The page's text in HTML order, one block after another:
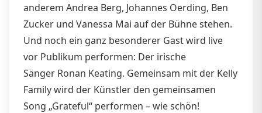
anderem Andrea Berg, Johannes Oerding, Ben
Zucker und Vanessa Mai auf der Bühne stehen.
Und noch ein ganz besonderer Gast wird live
vor Publikum performen: Der irische
Sänger Ronan Keating. Gemeinsam mit der Kelly
Family wird der Künstler den gemeinsamen
Song „Grateful“ performen – wie schön!